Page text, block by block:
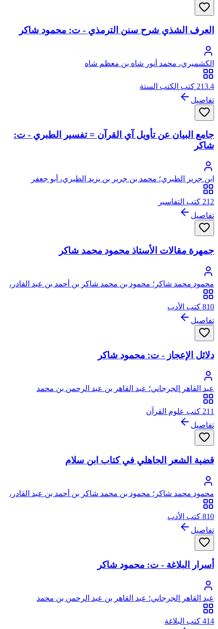
العرف الشذي شرح سنن الترمذي - ت: محمود شاكر
الكشميري، محمد أنور شاه بن معظم شاه
213.4 كتب الكتب الستة
تفاصيل
جامع البيان عن تأويل آي القرآن = تفسير الطبري - ت:
شاكر
ابن جرير الطبري؛ محمد بن جرير بن يزيد الطبري، أبو جعفر
212 كتب التفاسير
تفاصيل
جمهرة مقالات الأستاذ محمود محمد شاكر
محمود محمد شاكر؛ محمود بن محمد شاكر بن أحمد بن عبد القادر،
من آل أبي علياء، يرفع نسبه إلى الحسين بن علي
810 كتب الأدب
تفاصيل
دلائل الإعجاز - ت: محمود شاكر
عبد القاهر الجرجاني؛ عبد القاهر بن عبد الرحمن بن محمد
الجرجاني، أبو بكر
211 كتب علوم القرآن
تفاصيل
قضية الشعر الجاهلي في كتاب ابن سلام
محمود محمد شاكر؛ محمود بن محمد شاكر بن أحمد بن عبد القادر،
من آل أبي علياء، يرفع نسبه إلى الحسين بن علي
810 كتب الأدب
تفاصيل
أسرار البلاغة - ت: محمود شاكر
عبد القاهر الجرجاني؛ عبد القاهر بن عبد الرحمن بن محمد
الجرجاني، أبو بكر
414 كتب البلاغة